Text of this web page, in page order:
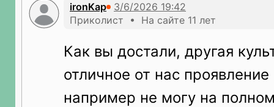
ironKap
Приколист • На сайте 11 лет
Как вы достали, другая
отличное от нас
например не могу на